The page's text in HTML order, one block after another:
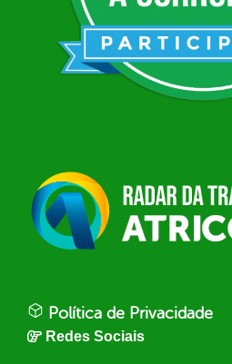
Política de Privacidade
Redes Sociais